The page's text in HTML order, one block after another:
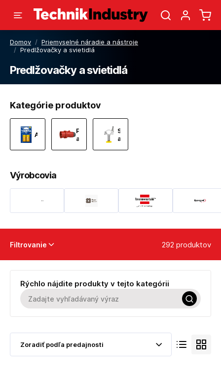
Domov / Priemyselné náradie a nástroje
/ Predlžovačky a svietidlá
Predlžovačky a svietidlá
Kategórie produktov
AkumulátoryPredlžovačky
a
Svietidla
a
Výrobcovia
Filtrovanie 292 produktov
Rýchlo nájdite produkty v tejto kategórii